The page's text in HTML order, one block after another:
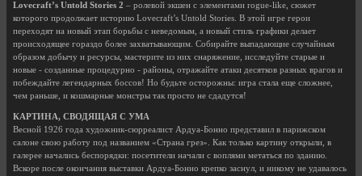
Lovecraft’s Untold Stories 2 – ролевой экшен с элементами rogue-like, сюжет
которого продолжает историю Lovecraft’s Untold Stories. В этой игре герои
переходят на новый этап борьбы с неведомым, а новый стиль графики делает
происходящее гораздо более захватывающим. Собирайте выпадающие случайным
образом добычу и ресурсы, мастерите из них снаряжение, исследуйте старые и
новые - созданные процедурно - районы, отражайте атаки десятков разных врагов и
побеждайте легендарных боссов! Но будьте осторожны: игра стала еще сложнее,
чем раньше, и кошмарные монстры так просто не сдадутся!
КАРТИНА, СВОДЯЩАЯ С УМА
Весной 1926 года художник-сюрреалист Ардуа-Бонно представил в парижском
салоне свою работу под названием «Страна грез». Как только картину открыли, в
галерее начались беспорядки: посетители начали с воплями метаться по зданию.
Вскоре после окончания выставки Ардуа-Бонно крепко заснул, и никому не удавалось